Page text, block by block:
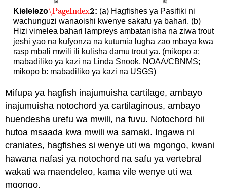
Kielelezo\PageIndex2
\PageIndex2: (a) Hagfishes ya Pasifiki ni
wachunguzi wanaoishi kwenye sakafu ya bahari. (b)
Hizi vimelea bahari lampreys ambatanisha na ziwa trout
jeshi yao na kufyonza na kutumia lugha zao mbaya kwa
rasp mbali mwili ili kulisha damu trout ya. (mikopo a:
mabadiliko ya kazi na Linda Snook, NOAA/CBNMS;
mikopo b: mabadiliko ya kazi na USGS)
Mifupa ya hagfish inajumuisha cartilage, ambayo
inajumuisha notochord ya cartilaginous, ambayo
huendesha urefu wa mwili, na fuvu. Notochord hii
hutoa msaada kwa mwili wa samaki. Ingawa ni
craniates, hagfishes si wenye uti wa mgongo, kwani
hawana nafasi ya notochord na safu ya vertebral
wakati wa maendeleo, kama vile wenye uti wa
mgongo.